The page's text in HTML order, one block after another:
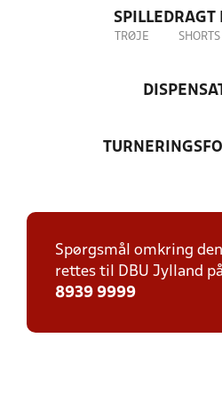
SPILLEDRAGT
TRØJE SHORTS
Spørgsmål omkring
rettes til DBU Jylland på
8939 9999